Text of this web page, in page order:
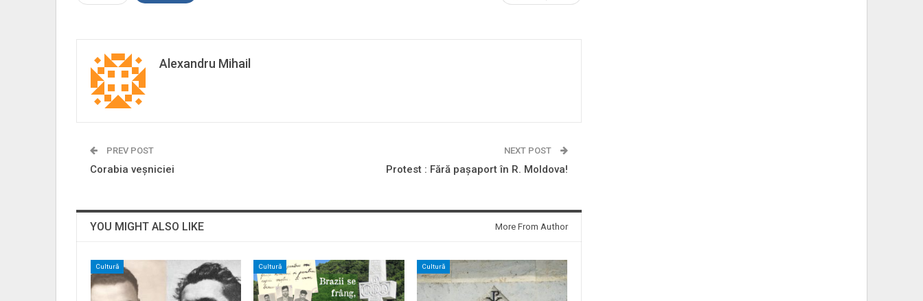
Alexandru Mihail
PREV POST
Corabia veșniciei
NEXT POST
Protest : Fără pașaport în R. Moldova!
YOU MIGHT ALSO LIKE More From Author
Cultură Cultură Cultură